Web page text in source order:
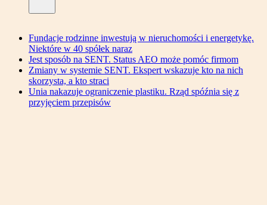
Fundacje rodzinne inwestują w nieruchomości i energetykę.
Niektóre w 40 spółek naraz
Jest sposób na SENT. Status AEO może pomóc firmom
Zmiany w systemie SENT. Ekspert wskazuje kto na nich
skorzysta, a kto straci
Unia nakazuje ograniczenie plastiku. Rząd spóźnia się z
przyjęciem przepisów